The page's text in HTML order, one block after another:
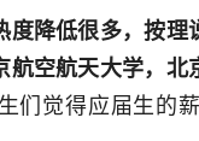
降低很多，按
空航天大学，北
们觉得应届生的